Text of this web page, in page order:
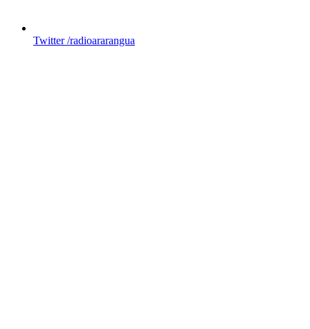
Twitter /radioararangua